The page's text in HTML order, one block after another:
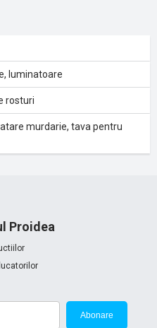
luminatoare
rosturi
murdarie, tava pentru
Proidea
Abonare